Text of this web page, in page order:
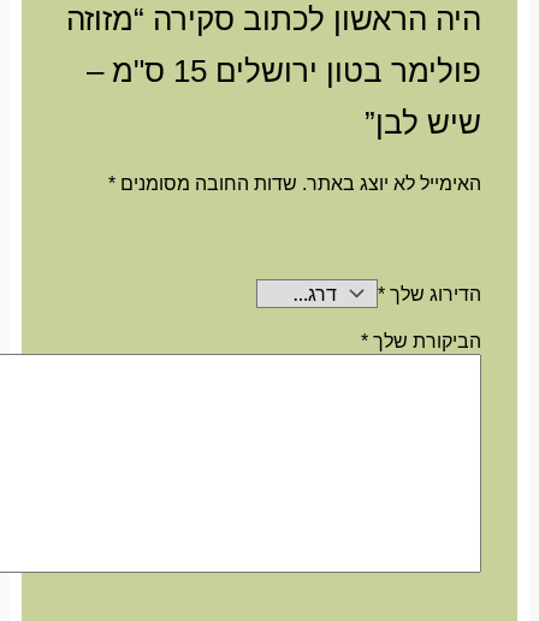
היה הראשון לכתוב סקירה “מזוזה
פולימר בטון ירושלים 15 ס"מ –
שיש לבן”
האימייל לא יוצג באתר. שדות החובה מסומנים*
הדירוג שלך*
הביקורת שלך*